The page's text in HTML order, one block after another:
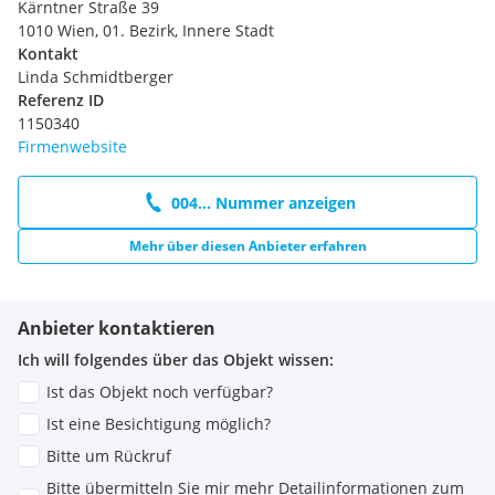
3,5% Grunderwerbsteuer
1,1% Grundbuchseintragungsgebühr
0,5% Vertragserrichtungskosten, mind. EUR 2.500,00 (zzgl.
20% USt)
Barauslagenakonto: EUR 600,00 (inkl. 20% USt)
Beglaubigungsgebühr: EUR 450,00 (zzgl. Barauslagen und
20% USt.)
Gebühr für die Abwicklung von Fremdfinanzierungen: 0,25%
vom Finanzierungsbetrag
(zzgl. 20% USt)
Disclaimer:
Alle Informationen, Angaben, Pläne und Visualisierungen in
diesem Exposé sind unverbindlich. Änderungen vorbehalten.
Kein Rechtsanspruch ableitbar. Dargestellte Grundrisse und
Ansichten beruhen auf Daten, die den aktuellen
Planungsstand repräsentieren und im Zuge der weiteren
Planungs- und Ausführungsphase variieren können. Alle
gezeigten Ansichten der
Kärntner Straße 39
1010 Wien, 01. Bezirk, Innere Stadt
Kontakt
Linda Schmidtberger
Referenz ID
1150340
Firmenwebsite
004... Nummer anzeigen
Mehr über diesen Anbieter erfahren
Anbieter kontaktieren
Ich will folgendes über das Objekt wissen:
Ist das Objekt noch verfügbar?
Ist eine Besichtigung möglich?
Bitte um Rückruf
Bitte übermitteln Sie mir mehr Detailinformationen zum